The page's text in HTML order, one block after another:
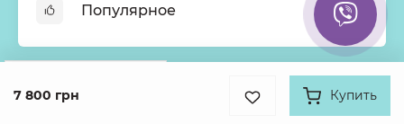
7 800 грн Купить
Популярное
Онлайн-Витрина